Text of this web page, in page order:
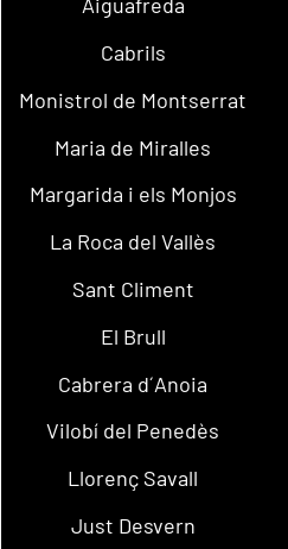
Cabrils
Monistrol de Montserrat
Maria de Miralles
Margarida i els Monjos
La Roca del Vallès
Sant Climent
El Brull
Cabrera d´Anoia
Vilobí del Penedès
Llorenç Savall
Just Desvern